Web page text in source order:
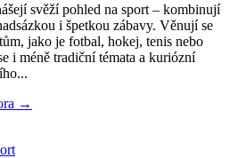
svěží pohled na sport – kombinují
i špetkou zábavy. Věnují se
jako je fotbal, hokej, tenis nebo
i méně tradiční témata a kuriózní
→